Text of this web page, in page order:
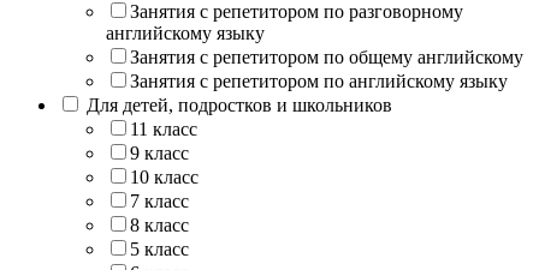
Занятия с репетитором по разговорному
английскому языку
Занятия с репетитором по общему английскому
Занятия с репетитором по английскому языку
Для детей, подростков и школьников
11 класс
9 класс
10 класс
7 класс
8 класс
5 класс